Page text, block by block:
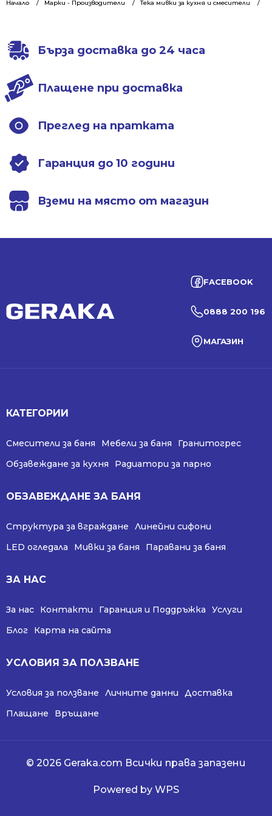
Начало Марки - Производители Тека мивки за кухня и смесители
229.00 €
218.00 €
229.00 €
218.00 €
Бърза доставка до 24 часа
Плащене при доставка
Преглед на пратката
Гаранция до 10 години
Вземи на място от магазин
FACEBOOK
0888 200 196
МАГАЗИН
КАТЕГОРИИ
Смесители за баня Мебели за баня
Гранитогрес
Обзавеждане за кухня
Радиатори за парно
ОБЗАВЕЖДАНЕ ЗА БАНЯ
Структура за вграждане
Линейни сифони
LED огледала
Мивки за баня Паравани за баня
ЗА НАС
За нас Контакти Гаранция и Поддръжка
Услуги
Блог
Карта на сайта
УСЛОВИЯ ЗА ПОЛЗВАНЕ
Условия за ползване Личните данни
Доставка
Плащане
Връщане
© 2026 Geraka.com Всички права запазени
Powered by WPS